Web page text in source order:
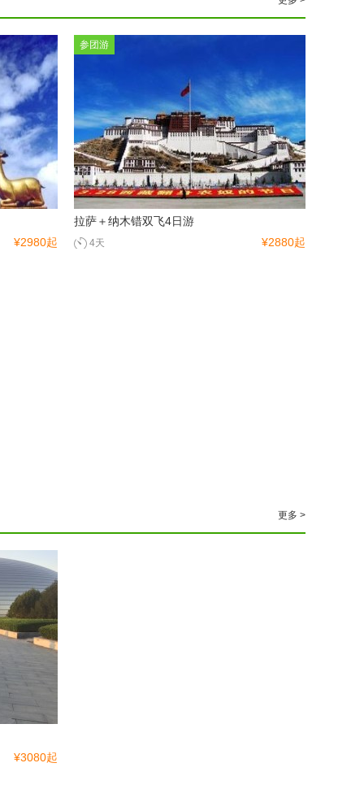
¥2980起
参团游
拉萨＋纳木错双飞4日游
¥2880起
4天
更多 >
¥3080起